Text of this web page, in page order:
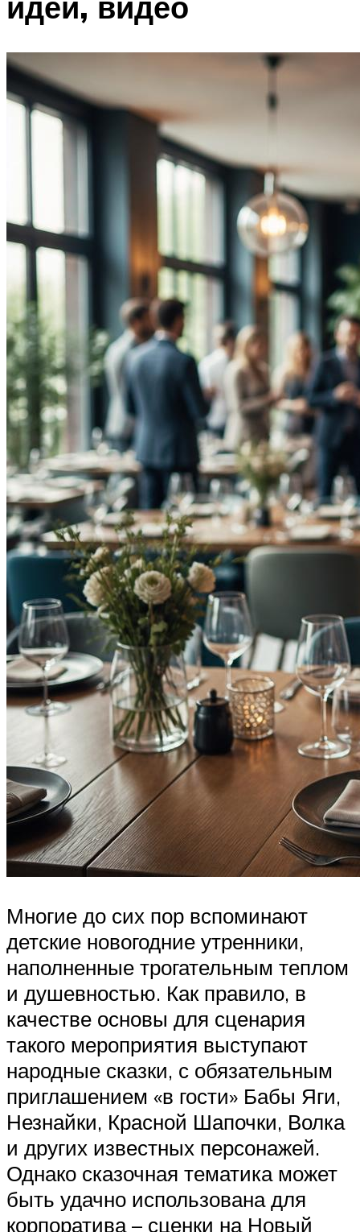
Многие до сих пор вспоминают
детские новогодние утренники,
наполненные трогательным теплом
и душевностью. Как правило, в
качестве основы для сценария
такого мероприятия выступают
народные сказки, с обязательным
приглашением «в гости» Бабы Яги,
Незнайки, Красной Шапочки, Волка
и других известных персонажей.
Однако сказочная тематика может
быть удачно использована для
корпоратива – сценки на Новый